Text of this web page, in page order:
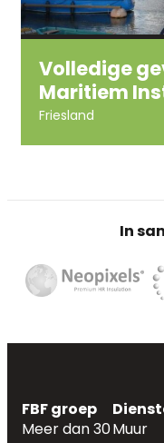
Volledige
Maritiem
Friesland
In
FBF groep
Meer dan 30Muur